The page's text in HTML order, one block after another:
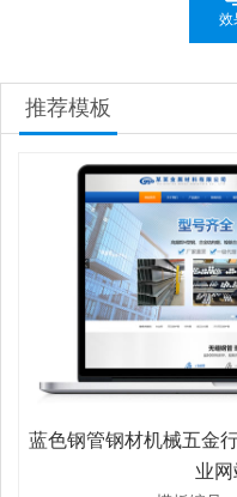
效
推荐模板
蓝色钢管钢材机械五金
业